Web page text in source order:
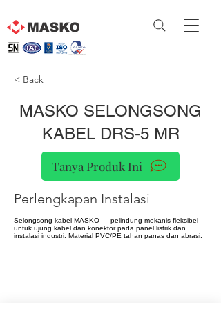
< Back
MASKO SELONGSONG
KABEL DRS-5 MR
Tanya Produk Ini
Perlengkapan Instalasi
Selongsong kabel MASKO — pelindung mekanis fleksibel
untuk ujung kabel dan konektor pada panel listrik dan
instalasi industri. Material PVC/PE tahan panas dan abrasi.